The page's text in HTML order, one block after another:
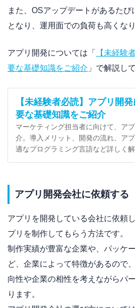
また、OSアップデートがあるた
となり、運用面での負荷も高くなり
アプリ開発については「
【未経験
要な基礎知識をご紹介 」で解説し
【未経験者必読】アプリ開
要な基礎知識をご紹介
マーケティング担当者に向けて、ア
介。導入メリット、開発の流れ、ア
適なプログラミング言語など詳しく解
アプリ開発会社に依頼する
アプリを開発している会社に依頼
プリを制作してもらう方法です。
制作実績が豊富な企業や、パッケ
ど、企業によって特徴があるので
向性や企業の相性を考えながらパ
ります。